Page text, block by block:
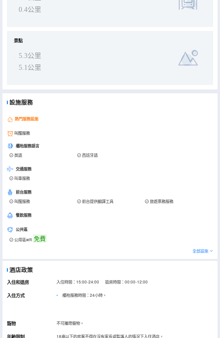
0.4公里
景點
5.3公里
5.1公里
設施服務
熱門服務設施
叫醒服務
櫃枱服務語言
英語 西班牙語
交通服務
叫車服務
前台服務
叫醒服務 前台提供翻譯工具 旅遊票務服務
餐飲服務
公共區
公用區wifi 免費
全部設施
酒店政策
入住和退房 入住時間：15:00-24:00 退房時間：00:00-12:00
入住方式 櫃枱服務時間：24小時。
寵物 不可攜帶寵物。
18歲以下的房客不得在沒有家長或監護人的情況下入住酒店。